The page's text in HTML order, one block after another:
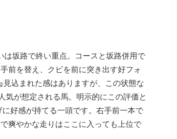
坂路で終い重点。コースと坂路併用で
前を替え、クビを前に突き出す好フォ
込まれた感はありますが、この状態な
気が想定される馬。明示的にこの評価と
好感が持てる一頭です。右手前一本で
爽やかな走りはここに入っても上位で